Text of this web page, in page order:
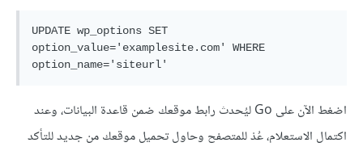
UPDATE wp_options SET
option_value='examplesite.com' WHERE
اضغط الآن على Go ليُحدث رابط موقعك ضمن قاعدة البيانات، وعند
اكتمال الاستعلام، عُدْ للمتصفح وحاول تحميل موقعك من جديد للتأكد